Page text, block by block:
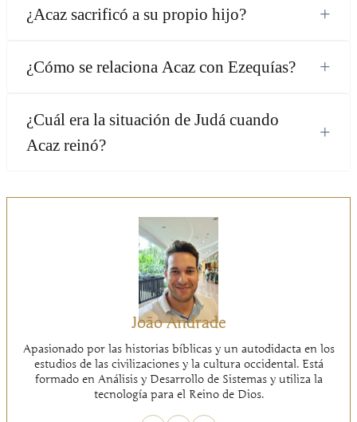
¿Acaz sacrificó a su propio hijo? +
¿Cómo se relaciona Acaz con Ezequías? +
¿Cuál era la situación de Judá cuando
Acaz reinó?
+
João Andrade
Apasionado por las historias bíblicas y un autodidacta en los
estudios de las civilizaciones y la cultura occidental. Está
formado en Análisis y Desarrollo de Sistemas y utiliza la
tecnología para el Reino de Dios.